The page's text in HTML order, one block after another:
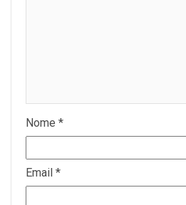
Nome *
Email *